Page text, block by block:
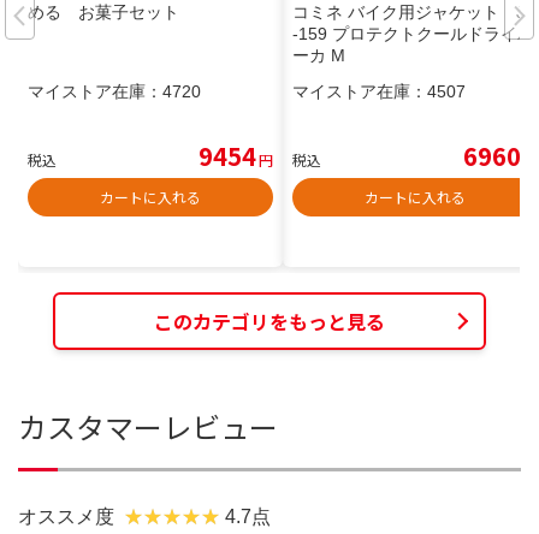
める お菓子セット
マイストア在庫： 4720
税込 9454円
カートに入れる
コミネ バイク用ジャケット JK
-159 プロテクトクールドライパ
ーカ M
マイストア在庫： 4507
税込 6960
カートに入れる
このカテゴリをもっと見る
カスタマーレビュー
オススメ度 4.7点